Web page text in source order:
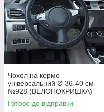
Чохол на кермо
універсальний Ø 36-40 см
№928 (ВЕЛОПОКРИШКА)
силіконовий/чорний/ширина
90мм
Готово до відправки